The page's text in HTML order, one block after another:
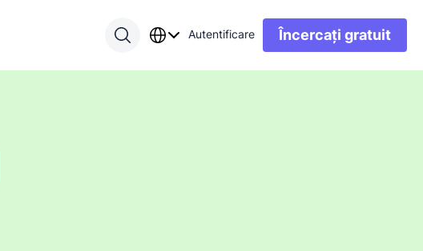
Autentificare Încercați gratuit